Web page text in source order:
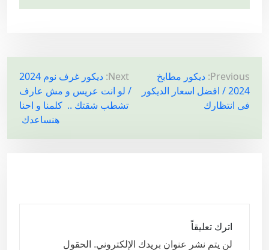
ت
ص
فّ
Previous: ديكور مطابخ
2024 / افضل اسعار الديكور
فى انتظارك
Next:
ديكور غرف نوم 2024
/ لو انت عريس و مش عارف
تشطب شقتك .. كلمنا و احنا
هنساعدك
اترك تعليقاً
لن يتم نشر عنوان بريدك الإلكتروني. الحقول